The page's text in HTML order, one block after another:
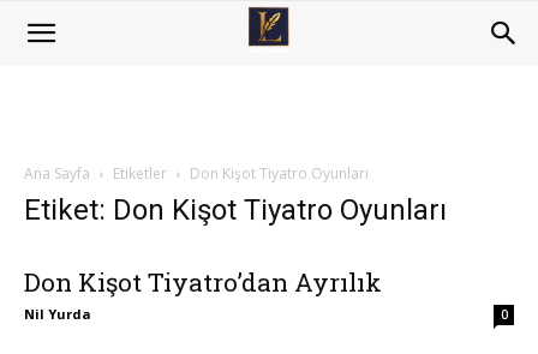
Ana Sayfa Etiketler Don Kişot Tiyatro Oyunları
Etiket: Don Kişot Tiyatro Oyunları
Don Kişot Tiyatro’dan Ayrılık
Nil Yurda 0